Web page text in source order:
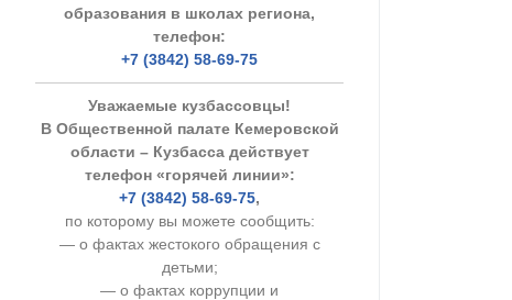
образования в школах региона,
телефон:
+7 (3842) 58-69-75
Уважаемые кузбассовцы!
В Общественной палате Кемеровской
области – Кузбасса действует
телефон «горячей линии»:
+7 (3842) 58-69-75,
по которому вы можете сообщить:
— о фактах жестокого обращения с
детьми;
— о фактах коррупции и